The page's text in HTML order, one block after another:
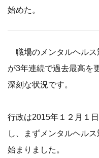
始めた。
職場のメンタルヘルス
が3年連続で過去最高を
深刻な状況です。
行政は2015年１２月１
し、まずメンタルヘル
始まりました。